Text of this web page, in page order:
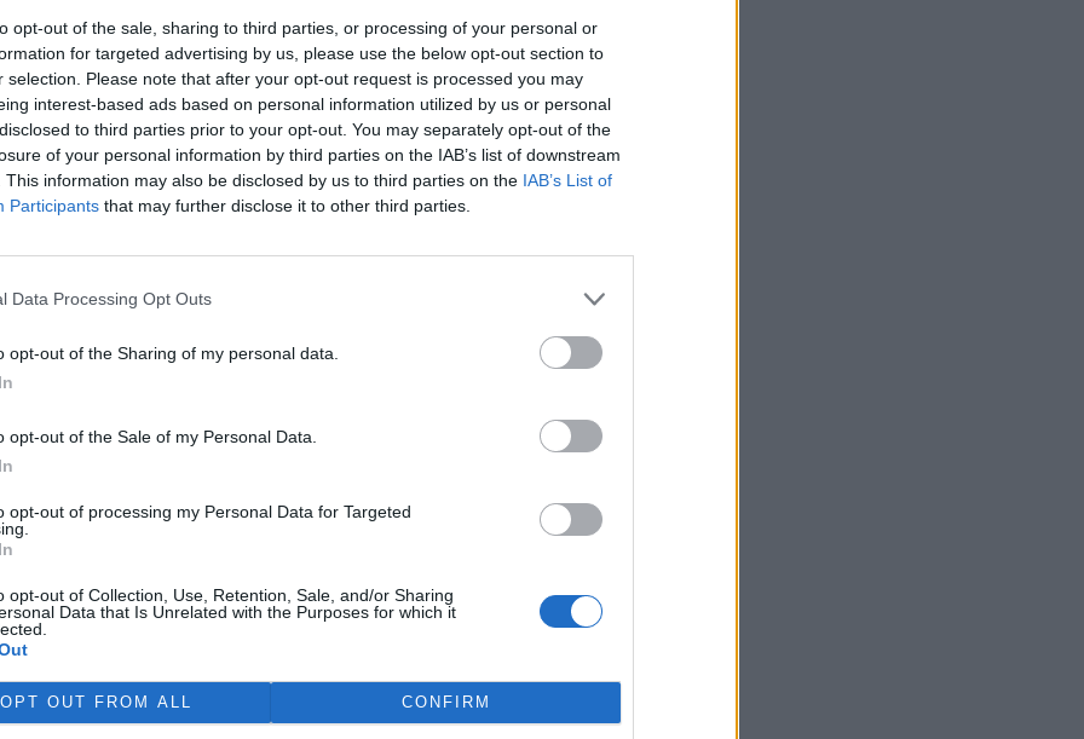
opt-out of the sale, sharing to third parties, or processing of your personal or
for targeted advertising by us, please use the below opt-out section to
selection. Please note that after your opt-out request is processed you may
interest-based ads based on personal information utilized by us or personal
to third parties prior to your opt-out. You may separately opt-out of the
of your personal information by third parties on the IAB’s list of downstream
This information may also be disclosed by us to third parties on the IAB’s List of
Participants that may further disclose it to other third parties.
Data Processing Opt Outs
opt-out of the Sharing of my personal data.
opt-out of the Sale of my Personal Data.
opt-out of processing my Personal Data for Targeted
opt-out of Collection, Use, Retention, Sale, and/or Sharing
Data that Is Unrelated with the Purposes for which it
OPT OUT FROM ALL CONFIRM
bylo původně zaslepeno v roce 1989 po odstavení
obyvatelům pak znepříjemňovala stojatá
vody v hlavním korytě Moravy a v Mlýnském
obnoven.
města, a jeho budoucí podoba je proto důležitá.
biologie obratlovců Akademie věd nám umožňují řece
výsledky průzkumu primátorka Miroslava